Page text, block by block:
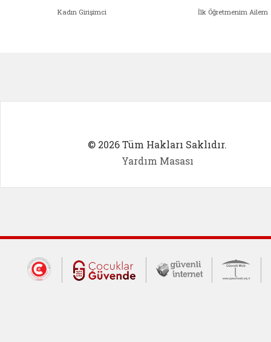
Kadın Girişimci İlk Öğretmenim Ailem
© 2026 Tüm Hakları Saklıdır.
Yardım Masası
Dış Bağlantılar
Cumhurbaşkanlığı İletişim Merkezi
Çocuklar Güvende (yeni
Güvenli